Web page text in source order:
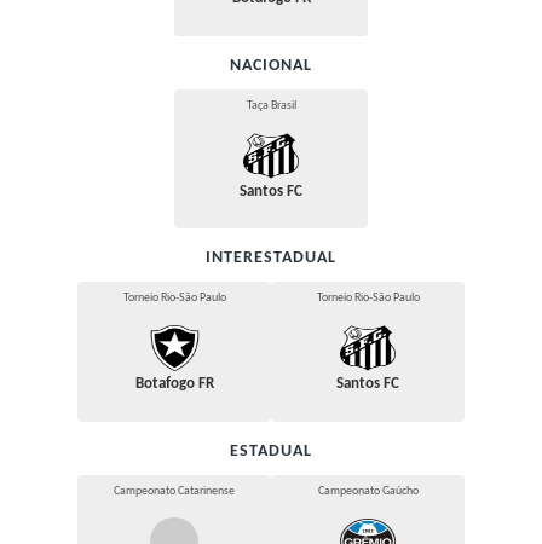
NACIONAL
Taça Brasil
Santos FC
INTERESTADUAL
Torneio Rio-São Paulo
Botafogo FR
Torneio Rio-São Paulo
Santos FC
ESTADUAL
Campeonato Catarinense Campeonato Gaúcho